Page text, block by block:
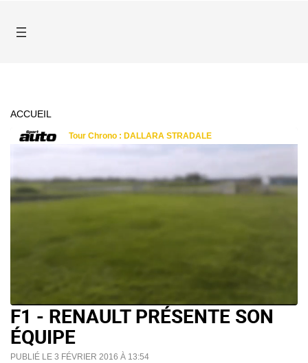
ACCUEIL
F1 - RENAULT PRÉSENTE SON
ÉQUIPE
PUBLIÉ LE 3 FÉVRIER 2016 À 13:54